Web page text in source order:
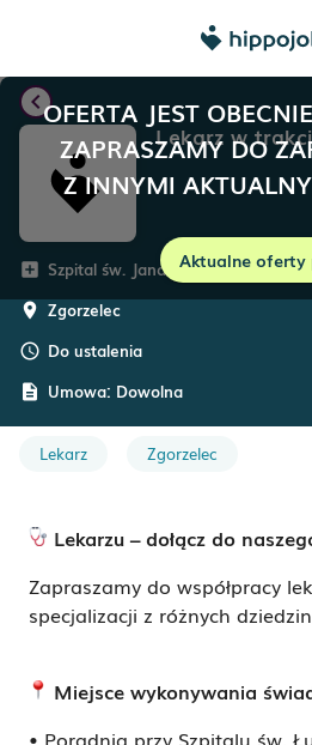
OFERTA JEST
ZAPRASZAMY DO
Z INNYMI
Aktualne oferty
chevron_left
Lekarz w
add_box Szpital św. Jana Pawła II w
room Zgorzelec
schedule Do ustalenia
description Umowa: Dowolna
Lekarz Zgorzelec
Lekarzu – dołącz do
Zapraszamy do współpracy
specjalizacji z różnych
Miejsce wykonywania
• Poradnia przy Szpitalu św.